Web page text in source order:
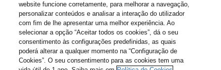
website funcione corretamente, para melhorar a navegação,
personalizar conteúdos e analisar a interação do utilizador
com fim de lhe apresentar uma melhor experiência. Ao
selecionar a opção “Aceitar todos os cookies”, dá o seu
consentimento às configurações predefinidas, as quais
poderá alterar a qualquer momento na “Configuração de
Cookies”. O seu consentimento para as cookies tem uma